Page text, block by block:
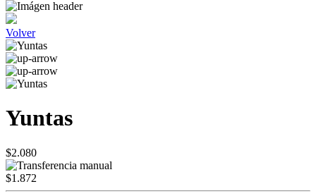
Volver
Yuntas
$2.080
$1.872